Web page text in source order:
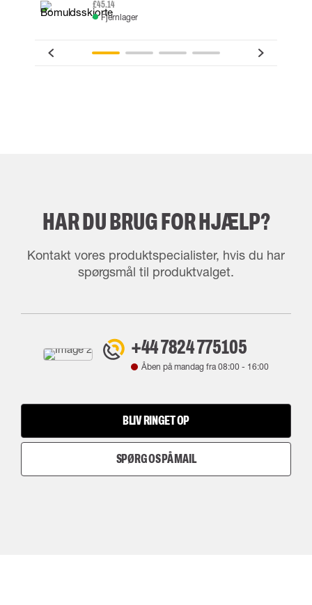
£45.14
Fjernlager
HAR DU BRUG FOR HJÆLP?
Kontakt vores produktspecialister, hvis du har
spørgsmål til produktvalget.
+44 7824 775105
Åben på mandag fra08:00 - 16:00
BLIV RINGET OP
SPØRG OS PÅ MAIL